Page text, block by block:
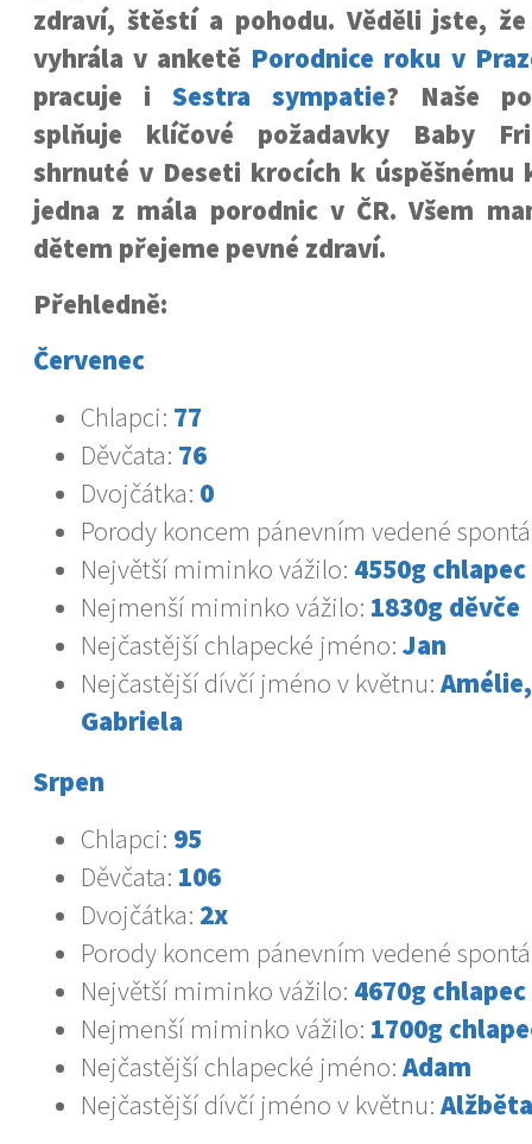
zdraví, štěstí a pohodu. Věděli jste, že
vyhrála v anketě Porodnice roku v
pracuje i Sestra sympatie? Naše
splňuje klíčové požadavky Baby
shrnuté v Deseti krocích k úspěšnému
jedna z mála porodnic v ČR. Všem
dětem přejeme pevné zdraví.
Přehledně:
Červenec
Chlapci: 77
Děvčata: 76
Dvojčátka: 0
Porody koncem pánevním vedené
Největší miminko vážilo: 4550g chlapec
Nejmenší miminko vážilo: 1830g děvče
Nejčastější chlapecké jméno: Jan
Nejčastější dívčí jméno v květnu:
Gabriela
Srpen
Chlapci: 95
Děvčata: 106
Dvojčátka: 2x
Porody koncem pánevním vedené
Největší miminko vážilo: 4670g chlapec
Nejmenší miminko vážilo: 1700g
Nejčastější chlapecké jméno: Adam
Nejčastější dívčí jméno v květnu: